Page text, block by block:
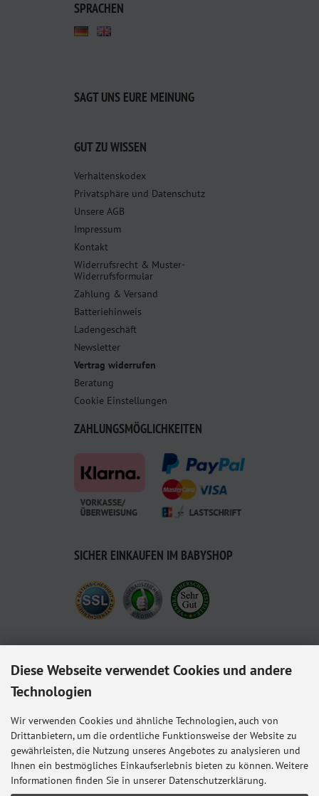
SPRACHEN
SAGT UNS EURE MEINUNG
GUT ZU WISSEN
Verhaltenskodex
Privatsphäre und Datenschutz
Unsere AGB
Impressum
Kontakt
Widerrufsrecht & Muster-
Widerrufsformular
Zahlung & Versand
Batteriehinweis
Ladengeschäft
Newsletter
Vertrag widerrufen
Beratung
Cookie Einstellungen
ZAHLUNGSMÖGLICHKEITEN
SICHER EINKAUFEN IM BABYSHOP
Babyshop.de - euer Paderborner Babymarkt-Fachgeschäft für Baby und Kleinkind. Wir
Kindersitze, Babybettchen und vieles mehr von allen namhaften Herstellern. Besucht
Wir sind für euch und euren Nachwuchs da.
Lieferung mit ♥ aus Paderborn in die ganze Welt.
Alle Preise inkl. gesetzl. MwSt. zzgl.Versandkosten. Die durchgestrichenen Preise
entsprechen dem bisherigen Preis bei Babyshop Hunstig - Online Familienfachgeschäft
für Babyausstattung.
* Gilt für Lieferungen innerhalb Deutschlands, Lieferzeiten für andere Länder entnehmen
Diese Webseite verwendet Cookies und andere
Technologien
Wir verwenden Cookies und ähnliche Technologien, auch von
Drittanbietern, um die ordentliche Funktionsweise der Website zu
gewährleisten, die Nutzung unseres Angebotes zu analysieren und
Ihnen ein bestmögliches Einkaufserlebnis bieten zu können. Weitere
Informationen finden Sie in unserer Datenschutzerklärung.